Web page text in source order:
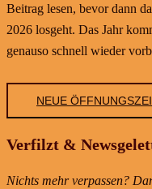
Beitrag lesen, bevor dann
2026 losgeht. Das Jahr
genauso schnell wieder
NEUE
Verfilzt &
Nichts mehr verpassen?